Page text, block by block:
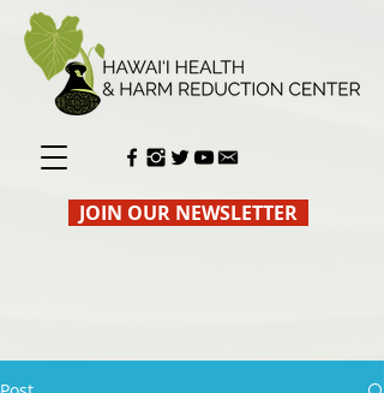
JOIN OUR NEWSLETTER